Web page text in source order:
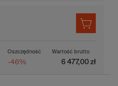
Oszczędność
-46%
Wartość brutto
6 477,00 zł